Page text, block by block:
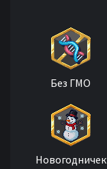
Без ГМО
Новогодничек